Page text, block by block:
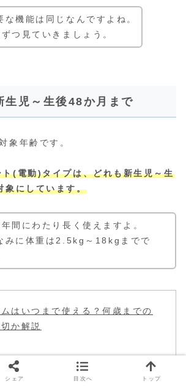
な機能は同じなんですよね。
つ見ていきましょう。
児～生後48か月まで
象年齢です。
ト(電動)タイプは、どれも新生児～生
象にしています。
間にわたり長く使えますよ。
みに体重は2.5kg～18kgまでで
はいつまで使える？何歳までの
か解説
シェア 目次へ トップ